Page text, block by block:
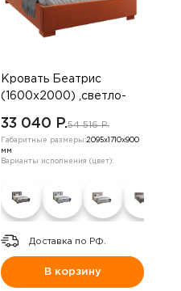
Кровать Беатрис
(1600х2000) ,светло-
33 040 P.54 516 P.
Габаритные размеры:2095х1710х900
мм
Варианты исполнения (цвет):
Доставка по РФ.
В корзину